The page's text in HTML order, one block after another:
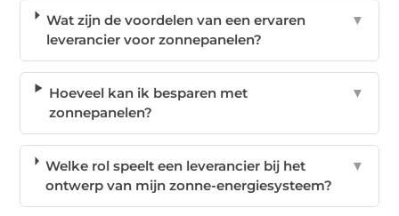
Wat zijn de voordelen van een ervaren
leverancier voor zonnepanelen?
▼
Hoeveel kan ik besparen met
zonnepanelen?
▼
Welke rol speelt een leverancier bij het
ontwerp van mijn zonne-energiesysteem?
▼